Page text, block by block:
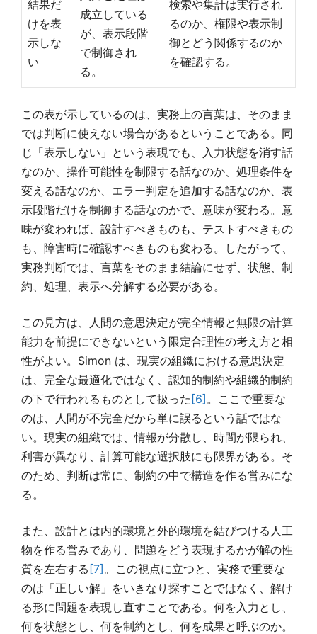
結果だ
けを表
示しな
い
成立している
が、表示段階
で制御され
る。
検索や集計は実行され
るのか、権限や表示制
御とどう関係するのか
を確認する。
この表が示しているのは、実務上の言葉は、そのまま
では判断に使えない場合があるということである。同
じ「表示しない」という表現でも、入力状態を消す話
なのか、操作可能性を制限する話なのか、処理条件を
変える話なのか、エラー判定を追加する話なのか、表
示段階だけを制御する話なのかで、意味が変わる。意
味が変われば、設計すべきものも、テストすべきもの
も、障害時に確認すべきものも変わる。したがって、
実務判断では、言葉をそのまま結論にせず、状態、制
約、処理、表示へ分解する必要がある。
この見方は、人間の意思決定が完全情報と無限の計算
能力を前提にできないという限定合理性の考え方と相
性がよい。Simon は、現実の組織における意思決定
は、完全な最適化ではなく、認知的制約や組織的制約
の下で行われるものとして扱った[6] 。ここで重要な
のは、人間が不完全だから単に誤るという話ではな
い。現実の組織では、情報が分散し、時間が限られ、
利害が異なり、計算可能な選択肢にも限界がある。そ
のため、判断は常に、制約の中で構造を作る営みにな
る。
また、設計とは内的環境と外的環境を結びつける人工
物を作る営みであり、問題をどう表現するかが解の性
質を左右する[7] 。この視点に立つと、実務で重要な
のは「正しい解」をいきなり探すことではなく、解け
る形に問題を表現し直すことである。何を入力とし、
何を状態とし、何を制約とし、何を成果と呼ぶのか。